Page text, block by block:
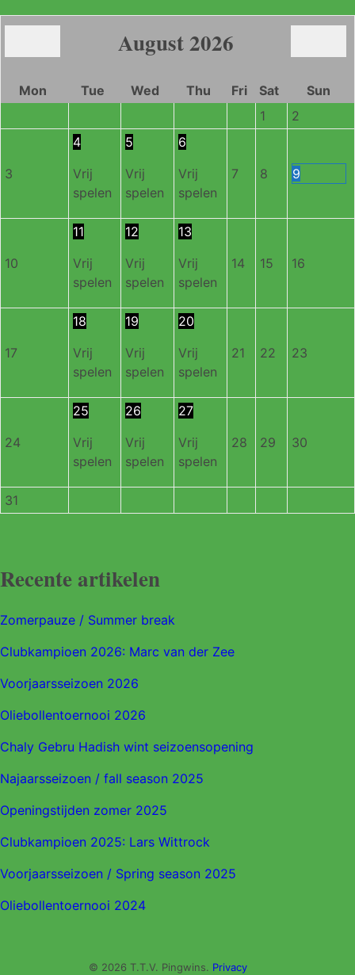
August2026
Mon Tue Wed Thu Fri Sat
Sun
1
2
3
4
Vrij
spelen
5
Vrij
spelen
6
Vrij
spelen
7 8 9
10
11
Vrij
spelen
12
Vrij
spelen
13
Vrij
spelen
14 15 16
17
18
Vrij
spelen
19
Vrij
spelen
20
Vrij
spelen
21 22 23
24
25
Vrij
spelen
26
Vrij
spelen
27
Vrij
spelen
28 29 30
31
Recente artikelen
Zomerpauze / Summer break
Clubkampioen 2026: Marc van der Zee
Voorjaarsseizoen 2026
Oliebollentoernooi 2026
Chaly Gebru Hadish wint seizoensopening
Najaarsseizoen / fall season 2025
Openingstijden zomer 2025
Clubkampioen 2025: Lars Wittrock
Voorjaarsseizoen / Spring season 2025
Oliebollentoernooi 2024
© 2026 T.T.V. Pingwins. Privacy